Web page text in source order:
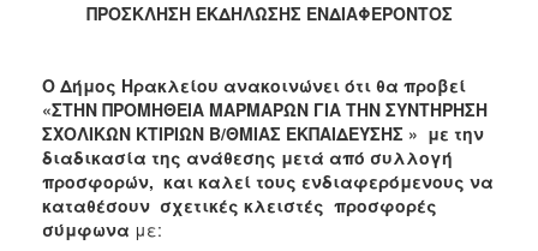
2021
2019
2018
2017
2016
2015
ΠΡΟΣΚΛΗΣΗ ΕΚΔΗΛΩΣΗΣ ΕΝΔΙΑΦΕΡΟΝΤΟΣ
Ο Δήμος Ηρακλείου ανακοινώνει ότι θα προβεί
«ΣΤΗΝ ΠΡΟΜΗΘΕΙΑ ΜΑΡΜΑΡΩΝ ΓΙΑ ΤΗΝ ΣΥΝΤΗΡΗΣΗ
ΣΧΟΛΙΚΩΝ ΚΤΙΡΙΩΝ Β/ΘΜΙΑΣ ΕΚΠΑΙΔΕΥΣΗΣ » με την
διαδικασία της ανάθεσης μετά από συλλογή
προσφορών, και καλεί τους ενδιαφερόμενους να
καταθέσουν σχετικές κλειστές προσφορές
σύμφωνα με: